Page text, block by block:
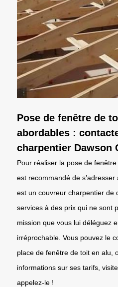
Pose de fenêtre de
abordables :
charpentier Dawson
Pour réaliser la pose de
est recommandé de
est un couvreur charpentier de
services à des prix qui ne sont
mission que vous lui déléguez
irréprochable. Vous pouvez le
place de fenêtre de toit en alu,
informations sur ses tarifs,
appelez-le !